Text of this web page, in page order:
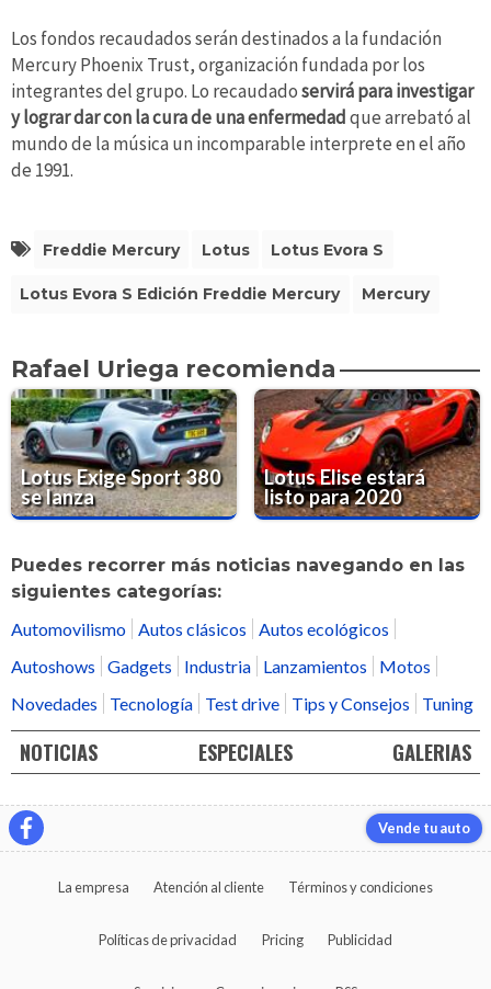
Los fondos recaudados serán destinados a la fundación
Mercury Phoenix Trust, organización fundada por los
integrantes del grupo. Lo recaudadoservirá para investigar
y lograr dar con la cura de una enfermedadque arrebató al
mundo de la música un incomparable interprete en el año
de 1991.
Freddie Mercury Lotus Lotus Evora S
Lotus Evora S Edición Freddie Mercury Mercury
Rafael Uriega recomienda
Lotus Exige Sport 380
se lanza
Lotus Elise estará
listo para 2020
Puedes recorrer más noticias navegando en las
siguientes categorías:
Automovilismo
Autos clásicos
Autos ecológicos
Autoshows
Gadgets Industria Lanzamientos
Motos
Novedades
Tecnología Test drive Tips y Consejos Tuning
NOTICIAS ESPECIALES GALERIAS
Vende tu auto
La empresa Atención al cliente Términos y condiciones
Políticas de privacidad Pricing Publicidad